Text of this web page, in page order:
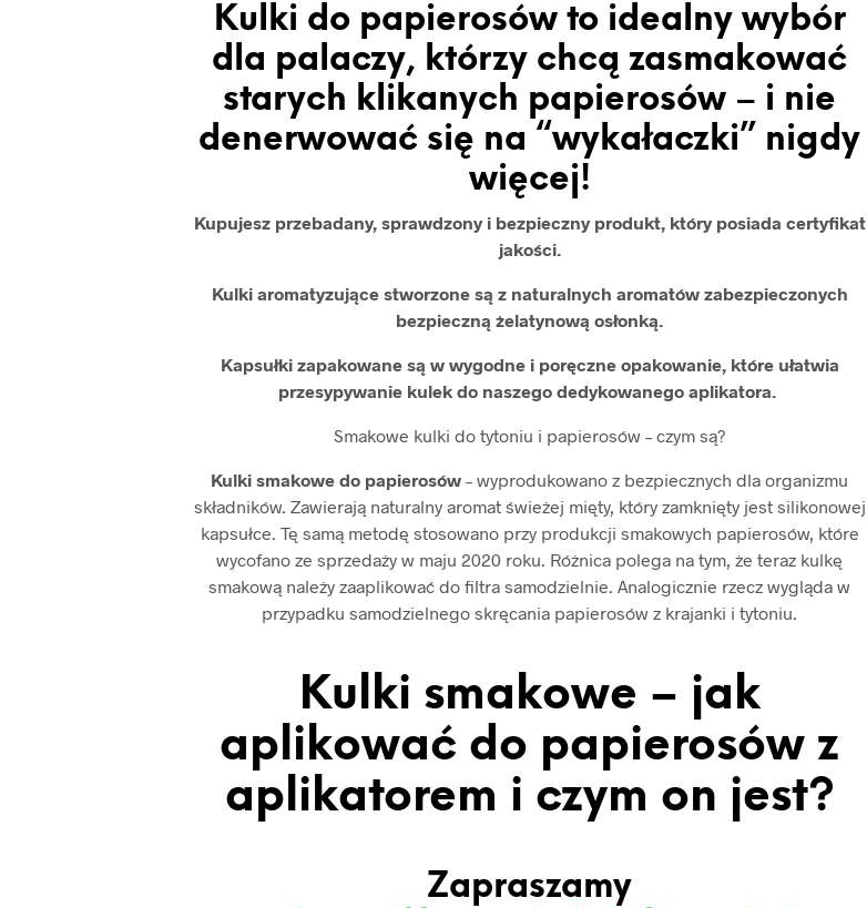
Kulki do papierosów to idealny wybór
dla palaczy, którzy chcą zasmakować
starych klikanych papierosów – i nie
denerwować się na “wykałaczki” nigdy
więcej!
Kupujesz przebadany, sprawdzony i bezpieczny produkt, który posiada certyfikat
jakości.
Kulki aromatyzujące stworzone są z naturalnych aromatów zabezpieczonych
bezpieczną żelatynową osłonką.
Kapsułki zapakowane są w wygodne i poręczne opakowanie, które ułatwia
przesypywanie kulek do naszego dedykowanego aplikatora.
Smakowe kulki do tytoniu i papierosów – czym są?
Kulki smakowe do papierosów – wyprodukowano z bezpiecznych dla organizmu
składników. Zawierają naturalny aromat świeżej mięty, który zamknięty jest silikonowej
kapsułce. Tę samą metodę stosowano przy produkcji smakowych papierosów, które
wycofano ze sprzedaży w maju 2020 roku. Różnica polega na tym, że teraz kulkę
smakową należy zaaplikować do filtra samodzielnie. Analogicznie rzecz wygląda w
przypadku samodzielnego skręcania papierosów z krajanki i tytoniu.
Kulki smakowe – jak
aplikować do papierosów z
aplikatorem i czym on jest?
Zapraszamy